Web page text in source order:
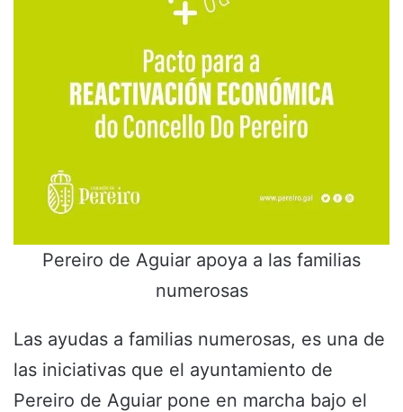
Pereiro de Aguiar apoya a las familias
numerosas
Las ayudas a familias numerosas, es una de
las iniciativas que el ayuntamiento de
Pereiro de Aguiar pone en marcha bajo el